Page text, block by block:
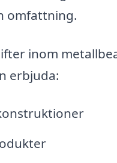
omfattning.
inom
erbjuda: